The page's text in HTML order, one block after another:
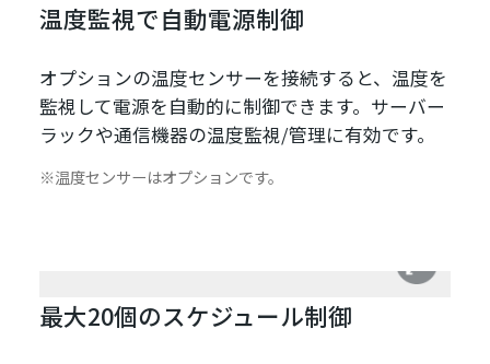
温度監視で自動電源制御
オプションの温度センサーを接続すると、温度を
監視して電源を自動的に制御できます。サーバー
ラックや通信機器の温度監視/管理に有効です。
温度センサーはオプションです。
最大20個のスケジュール制御